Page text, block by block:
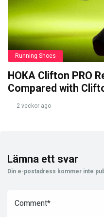
Running Shoes
HOKA Clifton PRO
Compared with
2 veckor ago
Lämna ett svar
Din e-postadress kommer inte